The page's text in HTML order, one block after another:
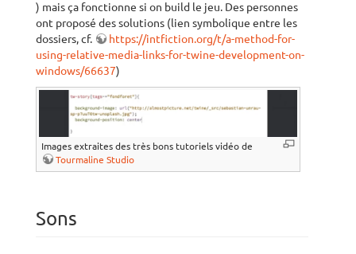
) mais ça fonctionne si on build le jeu. Des personnes
ont proposé des solutions (lien symbolique entre les
dossiers, cf.
https://intfiction.org/t/a-method-for-
using-relative-media-links-for-twine-development-on-
windows/66637)
Images extraites des très bons tutoriels vidéo de
Tourmaline Studio
Sons